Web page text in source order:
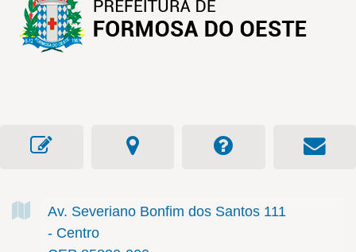
Av. Severiano Bonfim dos Santos 111
- Centro